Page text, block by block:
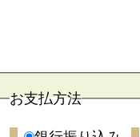
お支払方法